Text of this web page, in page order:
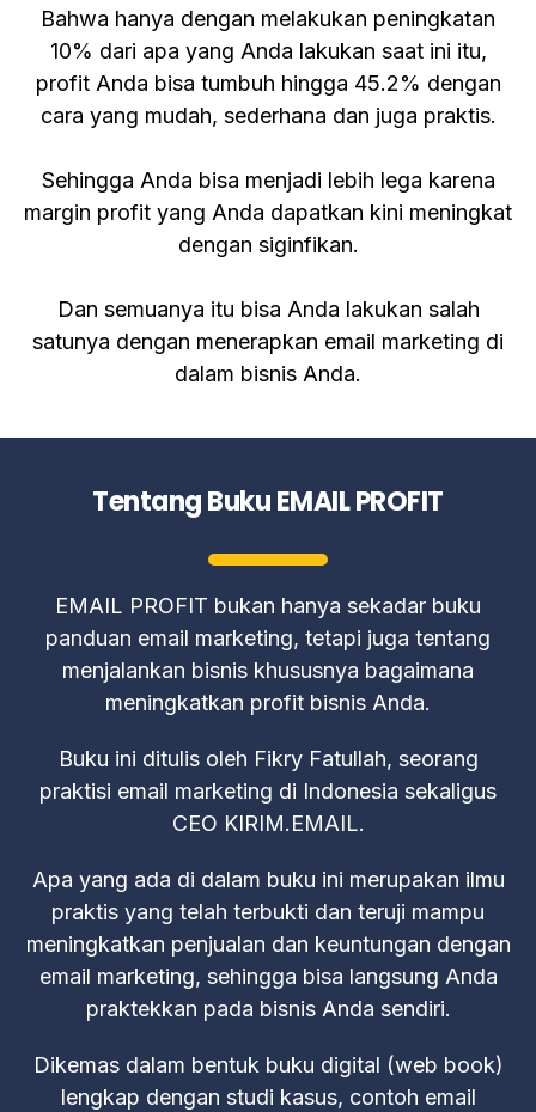
Bahwa hanya dengan melakukan peningkatan
10% dari apa yang Anda lakukan saat ini itu,
profit Anda bisa tumbuh hingga 45.2% dengan
cara yang mudah, sederhana dan juga praktis.
Sehingga Anda bisa menjadi lebih lega karena
margin profit yang Anda dapatkan kini meningkat
dengan siginfikan.
Dan semuanya itu bisa Anda lakukan salah
satunya dengan menerapkan email marketing di
dalam bisnis Anda.
Tentang Buku EMAIL PROFIT
EMAIL PROFIT bukan hanya sekadar buku
panduan email marketing, tetapi juga tentang
menjalankan bisnis khususnya bagaimana
meningkatkan profit bisnis Anda.
Buku ini ditulis oleh Fikry Fatullah, seorang
praktisi email marketing di Indonesia sekaligus
CEO KIRIM.EMAIL.
Apa yang ada di dalam buku ini merupakan ilmu
praktis yang telah terbukti dan teruji mampu
meningkatkan penjualan dan keuntungan dengan
email marketing, sehingga bisa langsung Anda
praktekkan pada bisnis Anda sendiri.
Dikemas dalam bentuk buku digital (web book)
lengkap dengan studi kasus, contoh email